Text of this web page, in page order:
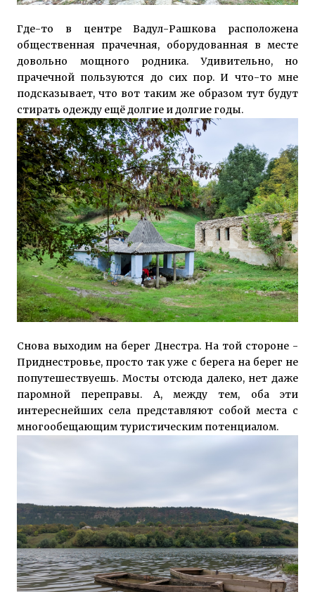
Где-то в центре Вадул-Рашкова расположена
общественная прачечная, оборудованная в месте
довольно мощного родника. Удивительно, но
прачечной пользуются до сих пор. И что-то мне
подсказывает, что вот таким же образом тут будут
стирать одежду ещё долгие и долгие годы.
Снова выходим на берег Днестра. На той стороне -
Приднестровье, просто так уже с берега на берег не
попутешествуешь. Мосты отсюда далеко, нет даже
паромной переправы. А, между тем, оба эти
интереснейших села представляют собой места с
многообещающим туристическим потенциалом.